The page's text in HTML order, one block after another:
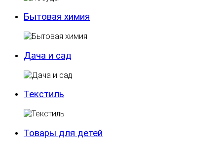
Бытовая химия
Дача и сад
Текстиль
Товары для детей